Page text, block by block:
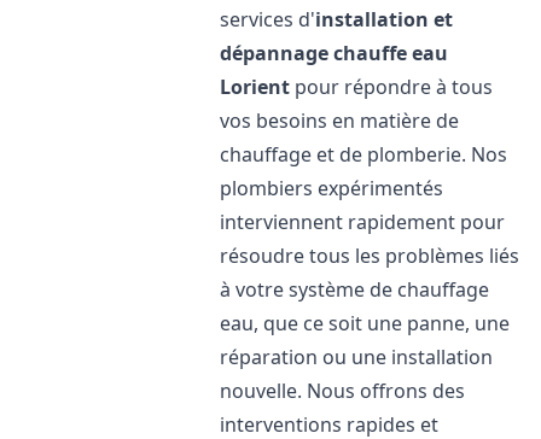
services d'installation et
dépannage chauffe eau
Lorient pour répondre à tous
vos besoins en matière de
chauffage et de plomberie. Nos
plombiers expérimentés
interviennent rapidement pour
résoudre tous les problèmes liés
à votre système de chauffage
eau, que ce soit une panne, une
réparation ou une installation
nouvelle. Nous offrons des
interventions rapides et